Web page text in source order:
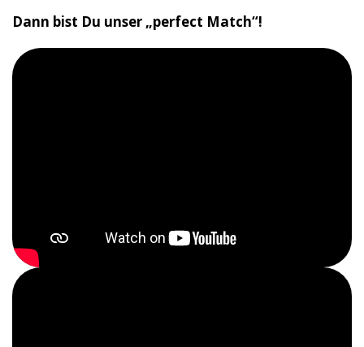
Dann bist Du unser „perfect Match“!